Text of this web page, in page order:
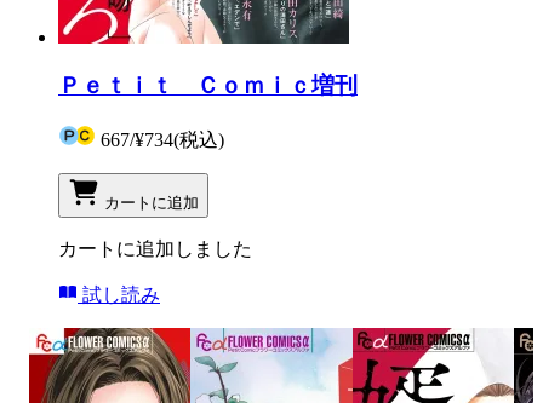
Ｐｅｔｉｔ Ｃｏｍｉｃ増刊
667/¥734(税込)
カートに追加
カートに追加しました
試し読み